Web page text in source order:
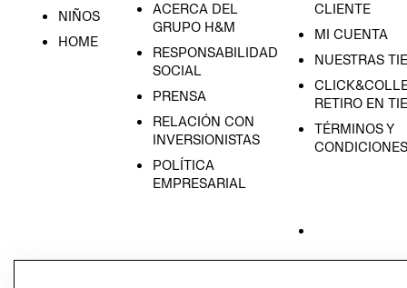
NIÑOS
HOME
ACERCA DEL
GRUPO H&M
RESPONSABILIDAD
SOCIAL
PRENSA
RELACIÓN CON
INVERSIONISTAS
POLÍTICA
EMPRESARIAL
CLIENTE
MI CUENTA
NUESTRAS
RETIRO EN
TÉRMINOS Y
CONDICIONES